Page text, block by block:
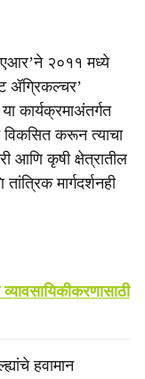
२०११ मध्ये
ॲग्रिकल्चर’
कार्यक्रमाअंतर्गत
विकसित करून त्याचा
आणि कृषी क्षेत्रातील
मार्गदर्शनही
हवामान